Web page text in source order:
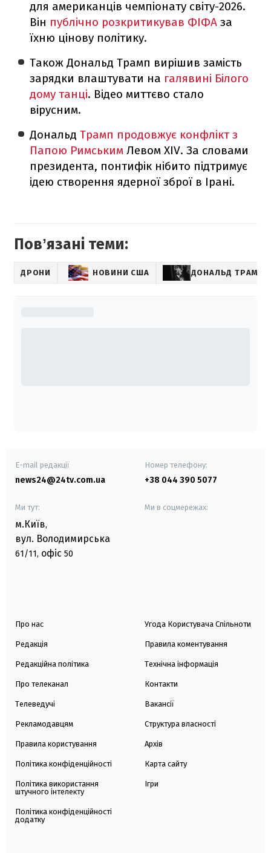
для американців чемпіонату світу-2026.
Він публічно розкритикував ФІФА за
їхню цінову політику.
Також Дональд Трамп вирішив замість
зарядки влаштувати на галявині Білого
дому танці. Відео миттєво стало
вірусним.
ДональдТрамп продовжує конфлікт з
Папою РимськимЛевом XIV. За словами
президента, понтифік нібито підтримує
ідею створення ядерної зброї в Ірані.
Повʼязані теми:
ДРОНИ НОВИНИ США ДОНАЛЬД ТРАМП
E-mail редакції
news24@24tv.com.ua
Номер телефону:
+38 044 390 5077
Ми тут:
м.Київ,
вул. Володимирська
61/11, офіс 50
Ми в соцмережах:
Про нас
Редакція
Редакційна політика
Про телеканал
Телеведучі
Рекламодавцям
Правила користування
Політика конфіденційності
Політика використання
штучного інтелекту
Політика конфіденційності
додатку
Угода Користувача Спільноти
Правила коментування
Технічна інформація
Контакти
Вакансії
Структура власності
Архів
Карта сайту
Ігри